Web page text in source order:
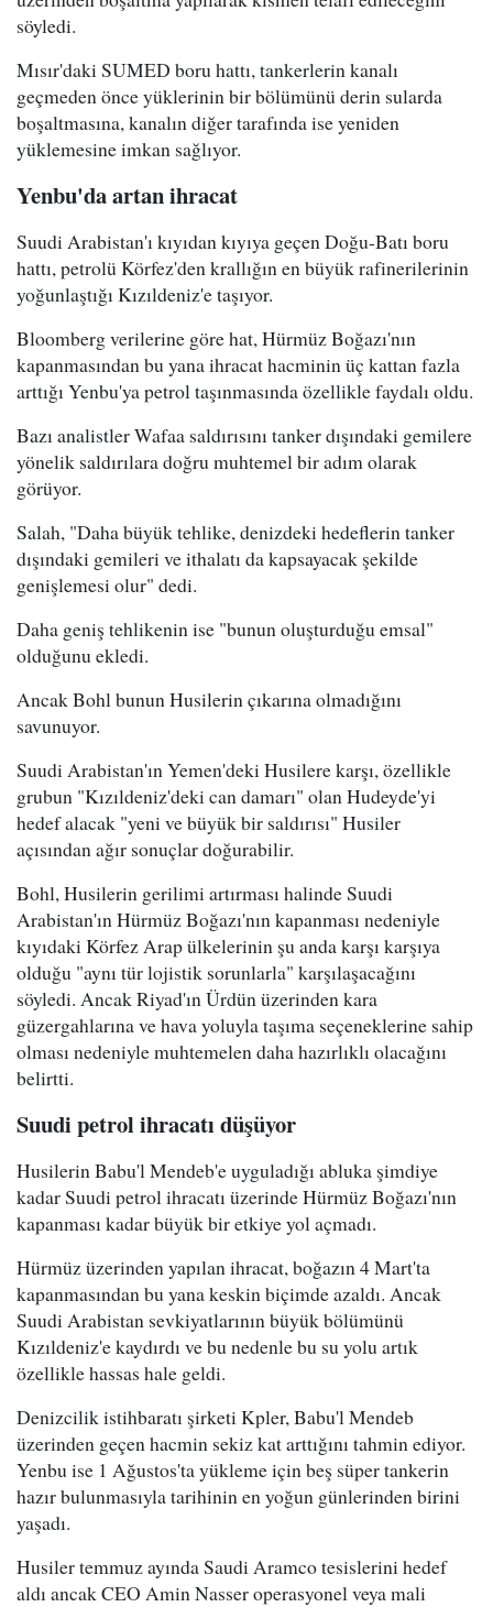
söyledi.
Mısır'daki SUMED boru hattı, tankerlerin kanalı
geçmeden önce yüklerinin bir bölümünü derin sularda
boşaltmasına, kanalın diğer tarafında ise yeniden
yüklemesine imkan sağlıyor.
Yenbu'da artan ihracat
Suudi Arabistan'ı kıyıdan kıyıya geçen Doğu-Batı boru
hattı, petrolü Körfez'den krallığın en büyük rafinerilerinin
yoğunlaştığı Kızıldeniz'e taşıyor.
Bloomberg verilerine göre hat, Hürmüz Boğazı'nın
kapanmasından bu yana ihracat hacminin üç kattan fazla
arttığı Yenbu'ya petrol taşınmasında özellikle faydalı oldu.
Bazı analistler Wafaa saldırısını tanker dışındaki gemilere
yönelik saldırılara doğru muhtemel bir adım olarak
görüyor.
Salah, "Daha büyük tehlike, denizdeki hedeflerin tanker
dışındaki gemileri ve ithalatı da kapsayacak şekilde
genişlemesi olur" dedi.
Daha geniş tehlikenin ise "bunun oluşturduğu emsal"
olduğunu ekledi.
Ancak Bohl bunun Husilerin çıkarına olmadığını
savunuyor.
Suudi Arabistan'ın Yemen'deki Husilere karşı, özellikle
grubun "Kızıldeniz'deki can damarı" olan Hudeyde'yi
hedef alacak "yeni ve büyük bir saldırısı" Husiler
açısından ağır sonuçlar doğurabilir.
Bohl, Husilerin gerilimi artırması halinde Suudi
Arabistan'ın Hürmüz Boğazı'nın kapanması nedeniyle
kıyıdaki Körfez Arap ülkelerinin şu anda karşı karşıya
olduğu "aynı tür lojistik sorunlarla" karşılaşacağını
söyledi. Ancak Riyad'ın Ürdün üzerinden kara
güzergahlarına ve hava yoluyla taşıma seçeneklerine sahip
olması nedeniyle muhtemelen daha hazırlıklı olacağını
belirtti.
Suudi petrol ihracatı düşüyor
Husilerin Babu'l Mendeb'e uyguladığı abluka şimdiye
kadar Suudi petrol ihracatı üzerinde Hürmüz Boğazı'nın
kapanması kadar büyük bir etkiye yol açmadı.
Hürmüz üzerinden yapılan ihracat, boğazın 4 Mart'ta
kapanmasından bu yana keskin biçimde azaldı. Ancak
Suudi Arabistan sevkiyatlarının büyük bölümünü
Kızıldeniz'e kaydırdı ve bu nedenle bu su yolu artık
özellikle hassas hale geldi.
Denizcilik istihbaratı şirketi Kpler, Babu'l Mendeb
üzerinden geçen hacmin sekiz kat arttığını tahmin ediyor.
Yenbu ise 1 Ağustos'ta yükleme için beş süper tankerin
hazır bulunmasıyla tarihinin en yoğun günlerinden birini
yaşadı.
Husiler temmuz ayında Saudi Aramco tesislerini hedef
aldı ancak CEO Amin Nasser operasyonel veya mali